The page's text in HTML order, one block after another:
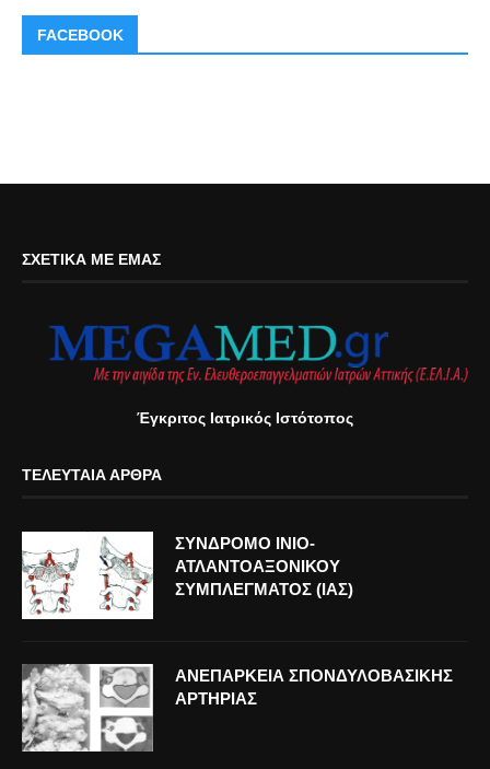
FACEBOOK
ΣΧΕΤΙΚΆ ΜΕ ΕΜΆΣ
Έγκριτος Ιατρικός Ιστότοπος
ΤΕΛΕΥΤΑΊΑ ΆΡΘΡΑ
ΣΥΝΔΡΟΜΟ ΙΝΙΟ-
ΑΤΛΑΝΤΟΑΞΟΝΙΚΟΥ
ΣΥΜΠΛΕΓΜΑΤΟΣ (ΙΑΣ)
ΑΝΕΠΑΡΚΕΙΑ ΣΠΟΝΔΥΛΟΒΑΣΙΚΗΣ
ΑΡΤΗΡΙΑΣ